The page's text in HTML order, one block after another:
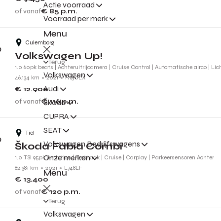
Actie voorraad
Voorraad per merk
Menu
Terug
Volkswagen
Audi
Škoda
CUPRA
SEAT
Volkswagen Bedrijfswagens
Onze merken
Menu
Terug
Volkswagen
of vanaf€ 85 p.m.
Culemborg
Volkswagen Up!
1.0 60pk beats | Achteruitrijcamera | Cruise Control | Automatische airco |
46.134 km
2021 R150LX
€ 12.900
of vanaf€ 116p.m.
Tiel
Škoda Fabia Combi
1.0 TSI 95pk Ambition | Trekhaak | Cruise | Carplay | Parkeersensoren Achter
82.381 km
2021 L748LF
€ 13.400
of vanaf€ 120 p.m.